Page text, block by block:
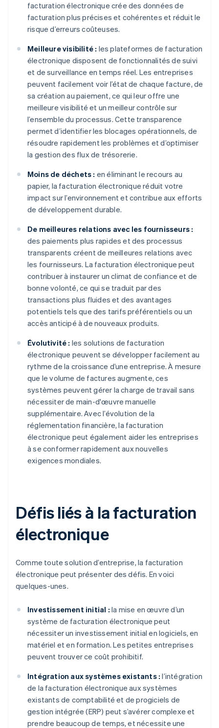
facturation électronique crée des données de
facturation plus précises et cohérentes et réduit le
risque d’erreurs coûteuses.
Meilleure visibilité : les plateformes de facturation
électronique disposent de fonctionnalités de suivi
et de surveillance en temps réel. Les entreprises
peuvent facilement voir l’état de chaque facture, de
sa création au paiement, ce qui leur offre une
meilleure visibilité et un meilleur contrôle sur
l’ensemble du processus. Cette transparence
permet d’identifier les blocages opérationnels, de
résoudre rapidement les problèmes et d’optimiser
la gestion des flux de trésorerie.
Moins de déchets : en éliminant le recours au
papier, la facturation électronique réduit votre
impact sur l’environnement et contribue aux efforts
de développement durable.
De meilleures relations avec les fournisseurs :
des paiements plus rapides et des processus
transparents créent de meilleures relations avec
les fournisseurs. La facturation électronique peut
contribuer à instaurer un climat de confiance et de
bonne volonté, ce qui se traduit par des
transactions plus fluides et des avantages
potentiels tels que des tarifs préférentiels ou un
accès anticipé à de nouveaux produits.
Évolutivité : les solutions de facturation
électronique peuvent se développer facilement au
rythme de la croissance d’une entreprise. À mesure
que le volume de factures augmente, ces
systèmes peuvent gérer la charge de travail sans
nécessiter de main-d'œuvre manuelle
supplémentaire. Avec l’évolution de la
réglementation financière, la facturation
électronique peut également aider les entreprises
à se conformer rapidement aux nouvelles
exigences mondiales.
Défis liés à la facturation
électronique
Comme toute solution d’entreprise, la facturation
électronique peut présenter des défis. En voici
quelques-unes.
Investissement initial : la mise en œuvre d’un
système de facturation électronique peut
nécessiter un investissement initial en logiciels, en
matériel et en formation. Les petites entreprises
peuvent trouver ce coût prohibitif.
Intégration aux systèmes existants : l’intégration
de la facturation électronique aux systèmes
existants de comptabilité et de progiciels de
gestion intégrée (ERP) peut s’avérer complexe et
prendre beaucoup de temps, et nécessite une